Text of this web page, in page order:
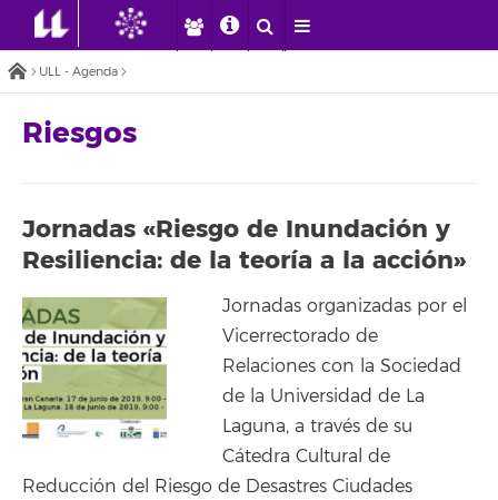
ULL - Agenda
Riesgos
Jornadas «Riesgo de Inundación y
Resiliencia: de la teoría a la acción»
Jornadas organizadas por el
Vicerrectorado de
Relaciones con la Sociedad
de la Universidad de La
Laguna, a través de su
Cátedra Cultural de
Reducción del Riesgo de Desastres Ciudades